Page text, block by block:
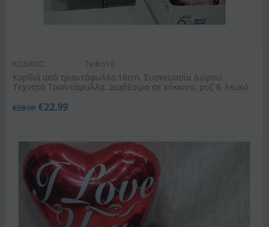
ΚΩΔΙΚΟΣ: Tedro10
Καρδιά από τριαντάφυλλα.16cm. Συσκευασία Δώρου.
Τεχνητά Τριαντάφυλλα. Διαθέσιμο σε κόκκινο, ροζ & λευκό.
€28.00 €22.99